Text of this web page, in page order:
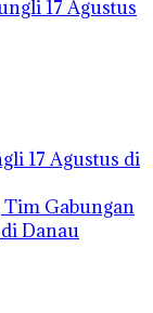
17 Agustus di